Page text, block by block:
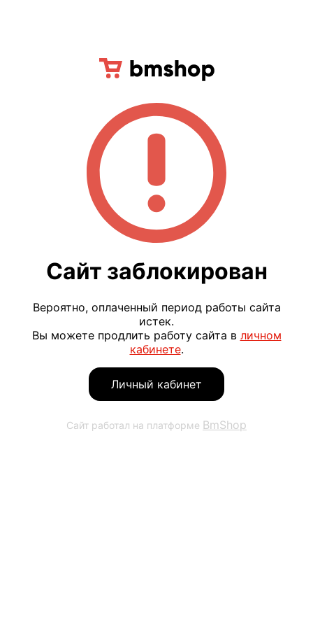
Сайт заблокирован
Вероятно, оплаченный период работы сайта
истек.
Вы можете продлить работу сайта в личном
кабинете.
Личный кабинет
Сайт работал на платформе BmShop